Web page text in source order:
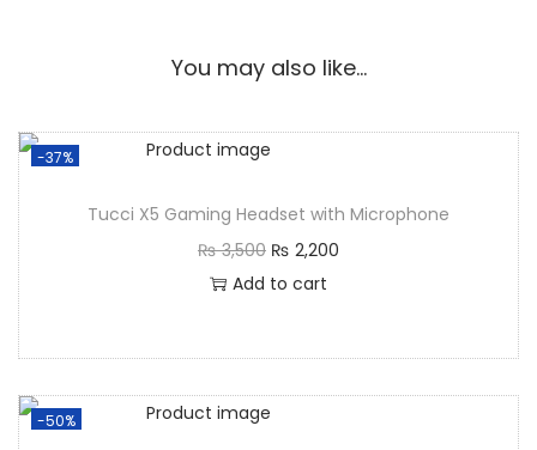
You may also like…
-37%
Tucci X5 Gaming Headset with Microphone
₨3,500 ₨ 2,200
Add to cart
-50%